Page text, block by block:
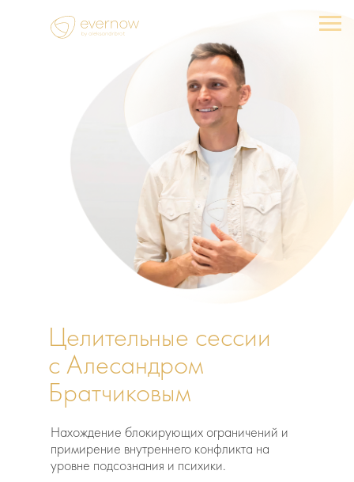
Нахождение блокирующих ограничений и
примирение внутреннего конфликта на
уровне подсознания и психики.
Целительные сессии
с Алесандром
Братчиковым